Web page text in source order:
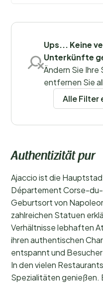
Ups... Keine
Unterkünfte
Ändern Sie
entfernen Sie
Alle Filter
Authentizität pur
Ajaccio ist die
Département Corse-
Geburtsort von
zahlreichen Statuen
Verhältnisse lebhaften
ihren authentischen
entspannt und
In den vielen
Spezialitäten genießen.